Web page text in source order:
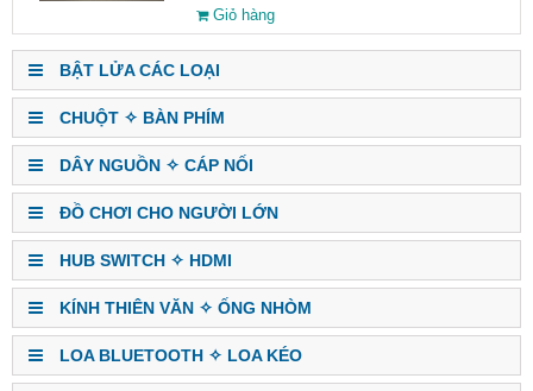
Giỏ hàng
BẬT LỬA CÁC LOẠI
CHUỘT ✧ BÀN PHÍM
DÂY NGUỒN ✧ CÁP NỐI
ĐỒ CHƠI CHO NGƯỜI LỚN
HUB SWITCH ✧ HDMI
KÍNH THIÊN VĂN ✧ ỐNG NHÒM
LOA BLUETOOTH ✧ LOA KÉO